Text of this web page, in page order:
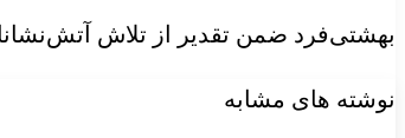
بهشتی‌فرد ضمن تقدیر از تلاش
نوشته های مشابه